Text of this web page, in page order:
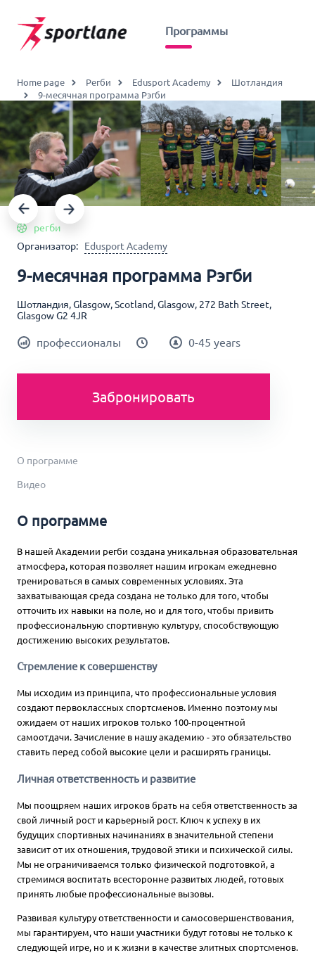
Программы
Home page Регби Edusport Academy
Шотландия
9-месячная программа Рэгби
регби
Организатор:
Edusport Academy
9-месячная программа Рэгби
Шотландия, Glasgow, Scotland, Glasgow, 272 Bath Street,
Glasgow G2 4JR
профессионалы 0-45 years
Забронировать
О программе
Видео
О программе
В нашей Академии регби создана уникальная образовательная
атмосфера, которая позволяет нашим игрокам ежедневно
тренироваться в самых современных условиях. Эта
захватывающая среда создана не только для того, чтобы
отточить их навыки на поле, но и для того, чтобы привить
профессиональную спортивную культуру, способствующую
достижению высоких результатов.
Стремление к совершенству
Мы исходим из принципа, что профессиональные условия
создают первоклассных спортсменов. Именно поэтому мы
ожидаем от наших игроков только 100-процентной
самоотдачи. Зачисление в нашу академию - это обязательство
ставить перед собой высокие цели и расширять границы.
Личная ответственность и развитие
Мы поощряем наших игроков брать на себя ответственность за
свой личный рост и карьерный рост. Ключ к успеху в их
будущих спортивных начинаниях в значительной степени
зависит от их отношения, трудовой этики и психической силы.
Мы не ограничиваемся только физической подготовкой, а
стремимся воспитать всесторонне развитых людей, готовых
принять любые профессиональные вызовы.
Развивая культуру ответственности и самосовершенствования,
мы гарантируем, что наши участники будут готовы не только к
следующей игре, но и к жизни в качестве элитных спортсменов.